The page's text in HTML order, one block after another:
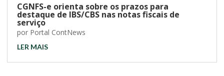
CGNFS-e orienta sobre os prazos para
destaque de IBS/CBS nas notas fiscais de
serviço
por Portal ContNews
LER MAIS